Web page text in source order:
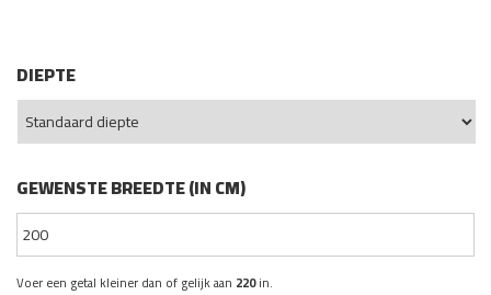
DIEPTE
GEWENSTE BREEDTE (IN CM)
Voer een getal kleiner dan of gelijk aan 220in.